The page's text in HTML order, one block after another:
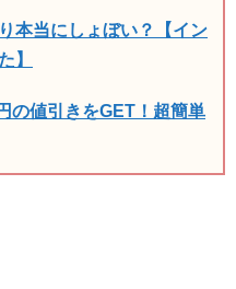
本当にしょぼい？【イン
】
の値引きをGET！超簡単